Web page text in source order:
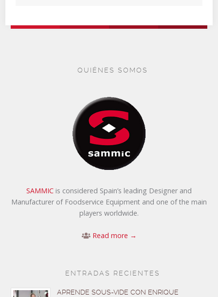
QUIÉNES SOMOS
SAMMIC is considered Spain’s leading Designer and
Manufacturer of Foodservice Equipment and one of the main
players worldwide.
Read more →
ENTRADAS RECIENTES
APRENDE SOUS-VIDE CON ENRIQUE